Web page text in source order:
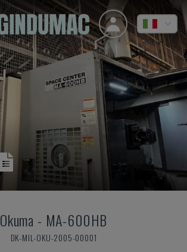
Okuma - MA-600HB
DK-MIL-OKU-2005-00001